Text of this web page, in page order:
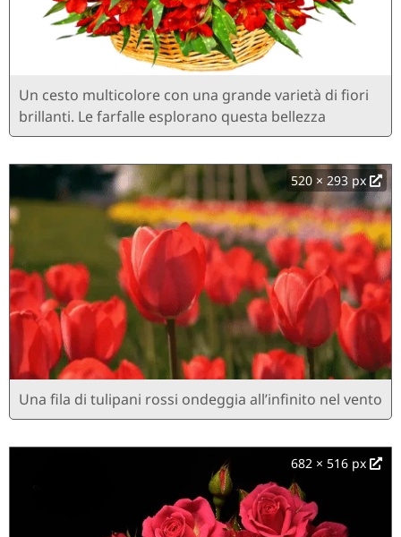
Un cesto multicolore con una grande varietà di fiori
brillanti. Le farfalle esplorano questa bellezza
520 × 293 px
Una fila di tulipani rossi ondeggia all’infinito nel vento
682 × 516 px